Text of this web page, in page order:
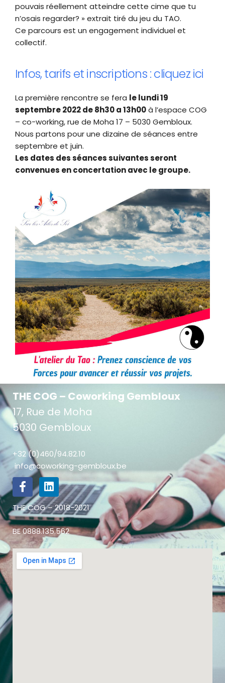
pouvais réellement atteindre cette cime que tu
n’osais regarder? » extrait tiré du jeu du TAO.
Ce parcours est un engagement individuel et
collectif.
Infos, tarifs et inscriptions : cliquez ici
La première rencontre se fera le lundi 19
septembre 2022 de 8h30 a 13h00à l’espace COG
– co-working, rue de Moha 17 – 5030 Gembloux.
Nous partons pour une dizaine de séances entre
septembre et juin.
Les dates des séances suivantes seront
convenues en concertation avec le groupe.
THE COG – Coworking Gembloux
17, Rue de Moha
5030 Gembloux
+32 (0)460/94.82.10
info@coworking-gembloux.be
THE COG – 2018-2021
BE 0888.135.562